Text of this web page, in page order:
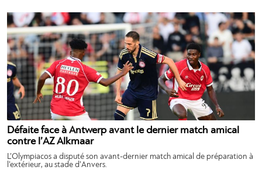
Défaite face à Antwerp avant le dernier match amical
contre l’AZ Alkmaar
L’Olympiacos a disputé son avant-dernier match amical de préparation à
l’extérieur, au stade d’Anvers.